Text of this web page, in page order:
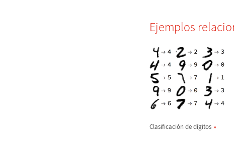
Ejemplos
Clasificación de dígitos